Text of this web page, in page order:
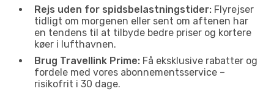
Rejs uden for spidsbelastningstider: Flyrejser
tidligt om morgenen eller sent om aftenen har
en tendens til at tilbyde bedre priser og kortere
køer i lufthavnen.
Brug Travellink Prime: Få eksklusive rabatter og
fordele med vores abonnementsservice –
risikofrit i 30 dage.